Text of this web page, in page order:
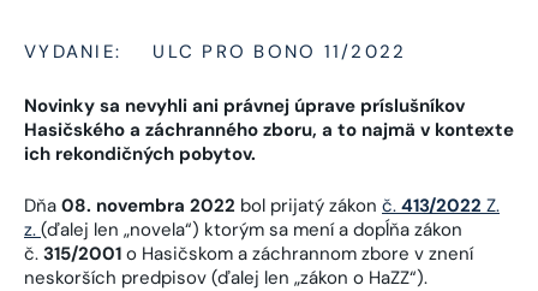
VYDANIE: ULC PRO BONO 11/2022
Novinky sa nevyhli ani právnej úprave príslušníkov
Hasičského a záchranného zboru, a to najmä v kontexte
ich rekondičných pobytov.
Dňa 08. novembra 2022 bol prijatý zákon č. 413/2022 Z.
z. (ďalej len „novela“) ktorým sa mení a dopĺňa zákon
č. 315/2001 o Hasičskom a záchrannom zbore v znení
neskorších predpisov (ďalej len „zákon o HaZZ“).